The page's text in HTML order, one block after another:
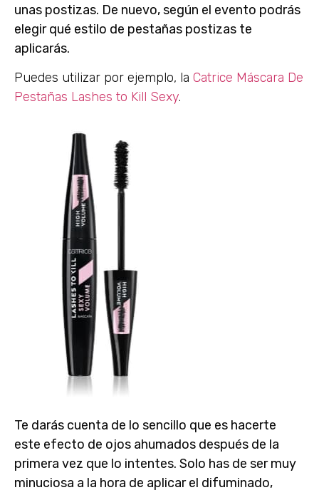
unas postizas. De nuevo, según el evento podrás
elegir qué estilo de pestañas postizas te
aplicarás.
Puedes utilizar por ejemplo, la Catrice Máscara De
Pestañas Lashes to Kill Sexy.
Te darás cuenta de lo sencillo que es hacerte
este efecto de ojos ahumados después de la
primera vez que lo intentes. Solo has de ser muy
minuciosa a la hora de aplicar el difuminado,